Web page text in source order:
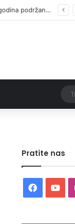
Otvorene prijave za Bingo Festival Fits: Odaberite outfit s omiljenim influencerom i zablistajte na Crvenom tepihu Sarajevo Film Festivala
Pratite nas